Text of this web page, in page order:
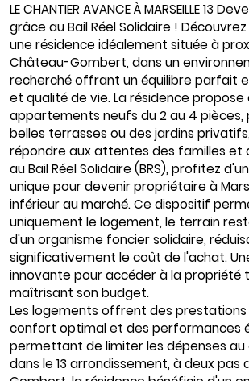
LE CHANTIER AVANCE À MARSEILLE 13
grâce au Bail Réel Solidaire !
une résidence idéalement située à
Château-Gombert, dans un
recherché offrant un équilibre parfait
et qualité de vie. La résidence propose
appartements neufs du 2 au 4 pièces,
belles terrasses ou des jardins
répondre aux attentes des familles et
au Bail Réel Solidaire (BRS), profitez
unique pour devenir propriétaire à
inférieur au marché. Ce dispositif
uniquement le logement, le terrain
d'un organisme foncier solidaire,
significativement le coût de l'achat.
innovante pour accéder à la propriété
maîtrisant son budget.
Les logements offrent des prestations
confort optimal et des performances
permettant de limiter les dépenses au
dans le 13 arrondissement, à deux pas